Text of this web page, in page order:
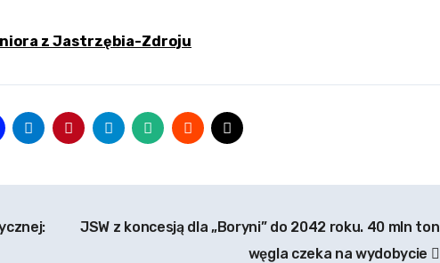
z Jastrzębia-Zdroju
JSW z koncesją dla „Boryni” do 2042 roku. 40 mln ton
węgla czeka na wydobycie